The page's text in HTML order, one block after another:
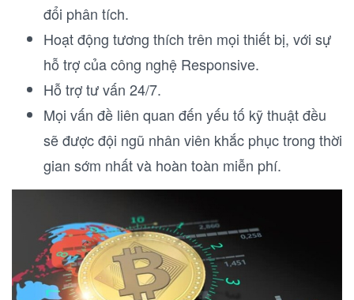
đổi phân tích.
Hoạt động tương thích trên mọi thiết bị, với sự
hỗ trợ của công nghệ Responsive.
Hỗ trợ tư vấn 24/7.
Mọi vấn đề liên quan đến yếu tố kỹ thuật đều
sẽ được đội ngũ nhân viên khắc phục trong thời
gian sớm nhất và hoàn toàn miễn phí.